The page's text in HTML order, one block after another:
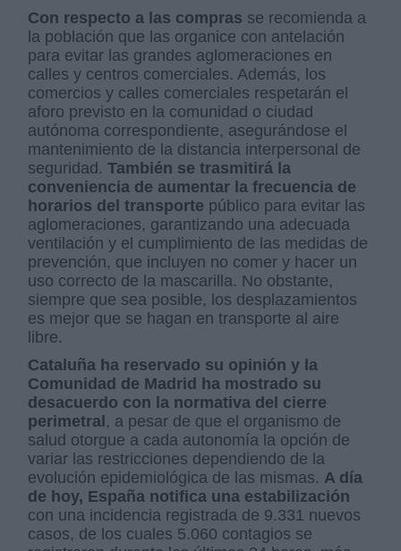
Con respecto a las compras se recomienda a
la población que las organice con antelación
para evitar las grandes aglomeraciones en
calles y centros comerciales. Además, los
comercios y calles comerciales respetarán el
aforo previsto en la comunidad o ciudad
autónoma correspondiente, asegurándose el
mantenimiento de la distancia interpersonal de
seguridad.También se trasmitirá la
conveniencia de aumentar la frecuencia de
horarios del transporte público para evitar las
aglomeraciones, garantizando una adecuada
ventilación y el cumplimiento de las medidas de
prevención, que incluyen no comer y hacer un
uso correcto de la mascarilla. No obstante,
siempre que sea posible, los desplazamientos
es mejor que se hagan en transporte al aire
libre.
Cataluña ha reservado su opinión y la
Comunidad de Madrid ha mostrado su
desacuerdo con la normativa del cierre
perimetral, a pesar de que el organismo de
salud otorgue a cada autonomía la opción de
variar las restricciones dependiendo de la
evolución epidemiológica de las mismas. A día
de hoy, España notifica una estabilización
con una incidencia registrada de 9.331 nuevos
casos, de los cuales 5.060 contagios se